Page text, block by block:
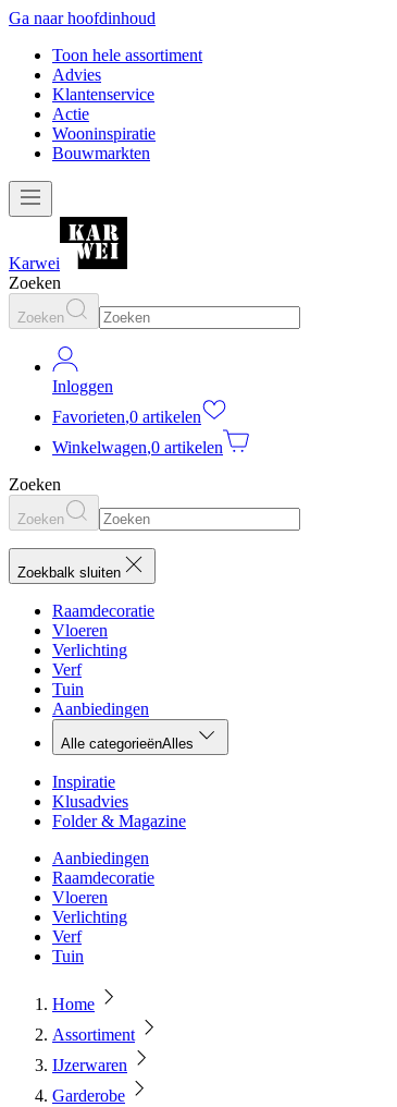
Ga naar hoofdinhoud
Toon hele assortiment
Advies
Klantenservice
Actie
Wooninspiratie
Bouwmarkten
Karwei
Zoeken
Zoeken
Inloggen
Favorieten,0 artikelen
Winkelwagen,0 artikelen
Zoeken
Zoeken
Zoekbalk sluiten
Raamdecoratie
Vloeren
Verlichting
Verf
Tuin
Aanbiedingen
Alle categorieënAlles
Inspiratie
Klusadvies
Folder & Magazine
Aanbiedingen
Raamdecoratie
Vloeren
Verlichting
Verf
Tuin
Home
Assortiment
IJzerwaren
Garderobe